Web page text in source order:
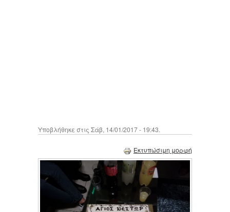
Υποβλήθηκε στις Σάβ, 14/01/2017 - 19:43.
Εκτυπώσιμη μορφή